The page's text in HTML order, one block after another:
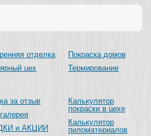
отделка
цех
Покраска домов
Термирование
за отзыв
и АКЦИИ
Калькулятор
покраски в цехе
Калькулятор
пиломатериалов